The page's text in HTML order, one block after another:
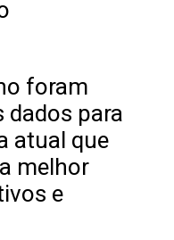
foram
dados para
atual que
melhor
e